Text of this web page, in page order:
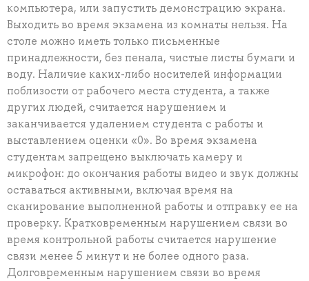
компьютера, или запустить демонстрацию экрана.
Выходить во время экзамена из комнаты нельзя. На
столе можно иметь только письменные
принадлежности, без пенала, чистые листы бумаги и
воду. Наличие каких-либо носителей информации
поблизости от рабочего места студента, а также
других людей, считается нарушением и
заканчивается удалением студента с работы и
выставлением оценки «0». Во время экзамена
студентам запрещено выключать камеру и
микрофон: до окончания работы видео и звук должны
оставаться активными, включая время на
сканирование выполненной работы и отправку ее на
проверку. Кратковременным нарушением связи во
время контрольной работы считается нарушение
связи менее 5 минут и не более одного раза.
Долговременным нарушением связи во время